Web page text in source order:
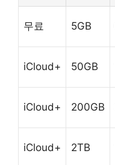
무료 5GB
iCloud+ 50GB
iCloud+ 200GB
iCloud+ 2TB